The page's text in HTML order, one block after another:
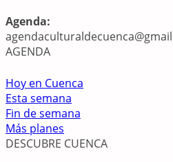
Agenda:
AGENDA
Hoy en Cuenca
Esta semana
Fin de semana
Más planes
DESCUBRE CUENCA